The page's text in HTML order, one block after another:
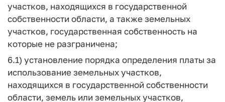
участков, находящихся в государственной
собственности области, а также земельных
участков, государственная собственность на
которые не разграничена;
6.1) установление порядка определения платы за
использование земельных участков,
находящихся в государственной собственности
области, земель или земельных участков,